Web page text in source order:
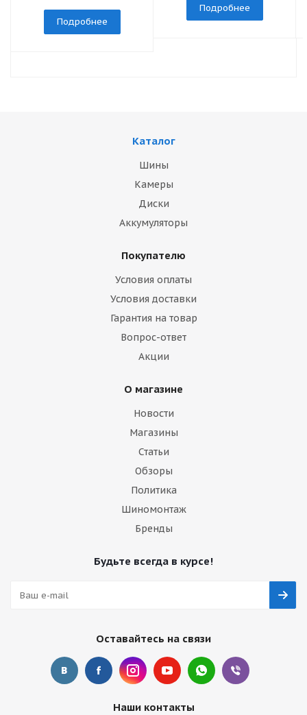
Подробнее
Подробнее
Каталог
Шины
Камеры
Диски
Аккумуляторы
Покупателю
Условия оплаты
Условия доставки
Гарантия на товар
Вопрос-ответ
Акции
О магазине
Новости
Магазины
Статьи
Обзоры
Политика
Шиномонтаж
Бренды
Будьте всегда в курсе!
Оставайтесь на связи
Наши контакты